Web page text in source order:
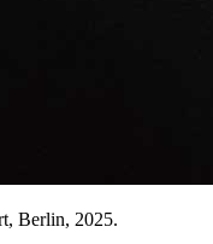
Berlin, 2025.